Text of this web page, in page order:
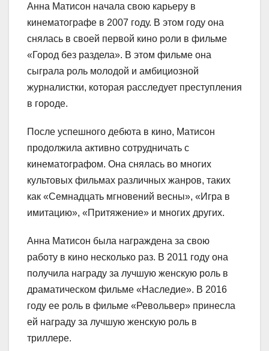
Анна Матисон начала свою карьеру в
кинематографе в 2007 году. В этом году она
снялась в своей первой кино роли в фильме
«Город без раздела». В этом фильме она
сыграла роль молодой и амбициозной
журналистки, которая расследует преступления
в городе.
После успешного дебюта в кино, Матисон
продолжила активно сотрудничать с
кинематографом. Она снялась во многих
культовых фильмах различных жанров, таких
как «Семнадцать мгновений весны», «Игра в
имитацию», «Притяжение» и многих других.
Анна Матисон была награждена за свою
работу в кино несколько раз. В 2011 году она
получила награду за лучшую женскую роль в
драматическом фильме «Наследие». В 2016
году ее роль в фильме «Револьвер» принесла
ей награду за лучшую женскую роль в
триллере.